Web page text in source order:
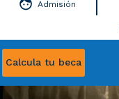
Calcula tu beca
Admisión